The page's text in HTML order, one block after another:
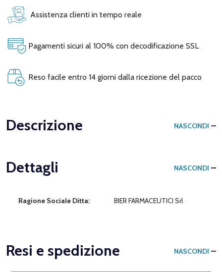
Assistenza clienti in tempo reale
Pagamenti sicuri al 100% con decodificazione SSL
Reso facile entro 14 giorni dalla ricezione del pacco
Descrizione NASCONDI
Dettagli NASCONDI
Ragione Sociale Ditta: BIER FARMACEUTICI Srl
Resi e spedizione NASCONDI